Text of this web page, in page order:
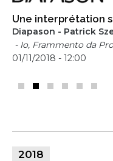
Une interprétation
Diapason - Patrick
- Io, Frammento da
01/11/2018 - 12:00
2018